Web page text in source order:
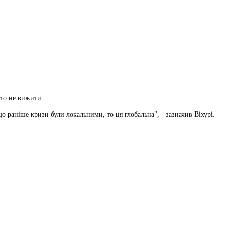
не вижити.
раніше кризи були локальними, то ця глобальна", - зазначив Віхурі.